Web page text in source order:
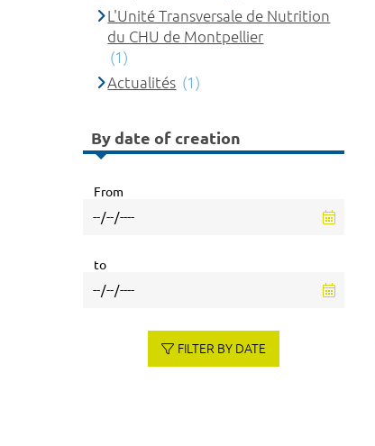
L'Unité Transversale de Nutrition
du CHU de Montpellier
(1)
Actualités (1)
By date of creation
From
to
FILTER BY DATE